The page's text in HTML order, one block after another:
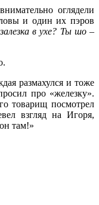
оглядели
и один их пэров
в ухе? Ты шо –
размахулся и тоже
про «железку».
товарищ посмотрел
взгляд на Игоря,
там!»